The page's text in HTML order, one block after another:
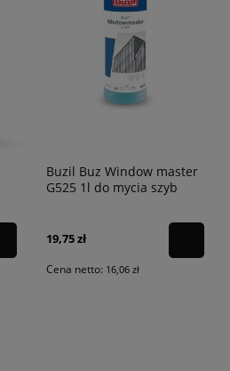
Buzil Buz Window master
G525 1l do mycia szyb
19,75 zł
Cena netto: 16,06 zł